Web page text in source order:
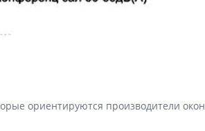
ориентируются производители окон